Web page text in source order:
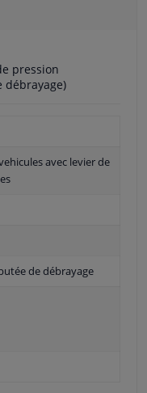
pression
débrayage)
avec levier de
de débrayage